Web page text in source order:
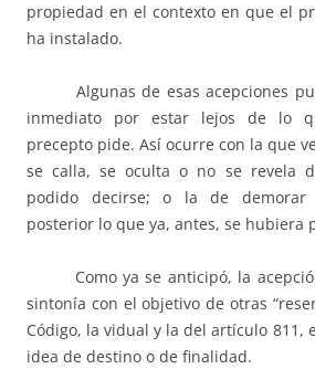
propiedad en el contexto en que el
ha instalado.
Algunas de esas acepciones
inmediato por estar lejos de lo
precepto pide. Así ocurre con la que
se calla, se oculta o no se revela
podido decirse; o la de demorar
posterior lo que ya, antes, se hubiera
Como ya se anticipó, la
sintonía con el objetivo de otras
Código, la vidual y la del artículo 811,
idea de destino o de finalidad.